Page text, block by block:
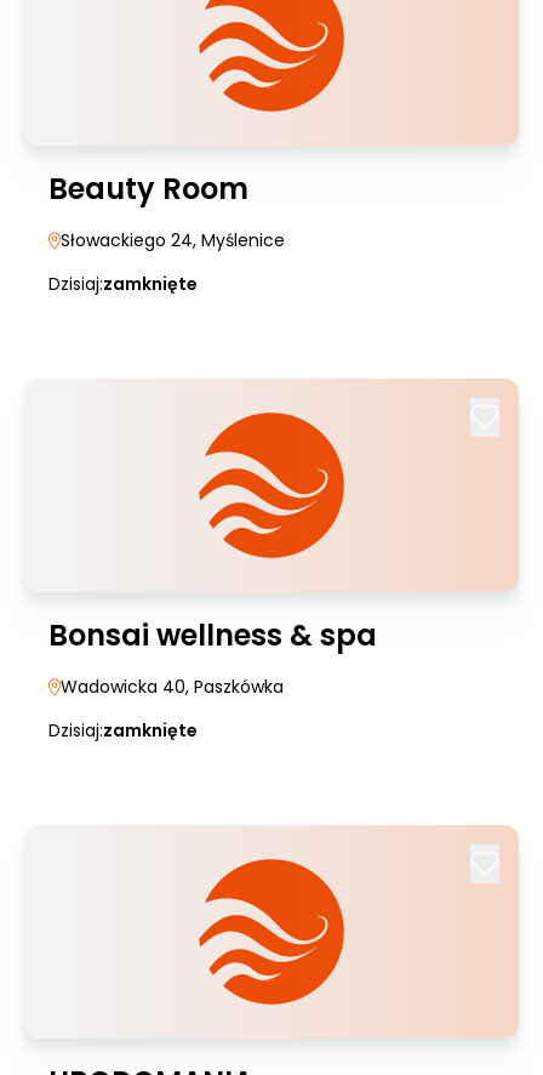
Beauty Room
Słowackiego 24, Myślenice
Dzisiaj:zamknięte
Bonsai wellness & spa
Wadowicka 40, Paszkówka
Dzisiaj:zamknięte